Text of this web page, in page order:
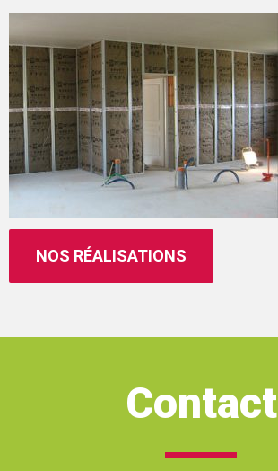
NOS RÉALISATIONS
Contact